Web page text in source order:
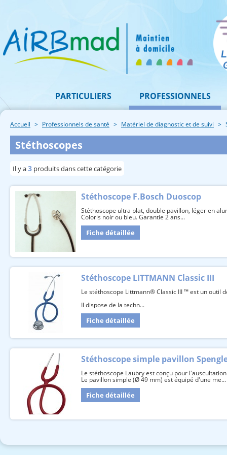
PARTICULIERS PROFESSIONNELS
Accueil Professionnels de santé Matériel de diagnostic et de suivi
Stéthoscopes
Il y a3 produits dans cette catégorie
Stéthoscope F.Bosch Duoscop
Stéthoscope ultra plat, double pavillon, léger en
Coloris noir ou bleu. Garantie 2 ans...
Fiche détaillée
Stéthoscope LITTMANN Classic III
Le stéthoscope Littmann® Classic III ™ est un outil
Il dispose de la techn...
Fiche détaillée
Stéthoscope simple pavillon
Le stéthoscope Laubry est conçu pour
Le pavillon simple (Ø 49 mm) est équipé d'une me...
Fiche détaillée